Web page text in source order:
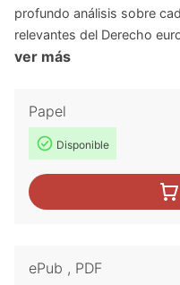
profundo análisis sobre
relevantes del Derecho
ver más
Papel
Disponible
ePub , PDF